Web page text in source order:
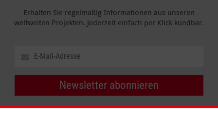
Erhalten Sie regelmäßig Informationen aus unseren
weltweiten Projekten. Jederzeit einfach per Klick kündbar.
Newsletter abonnieren